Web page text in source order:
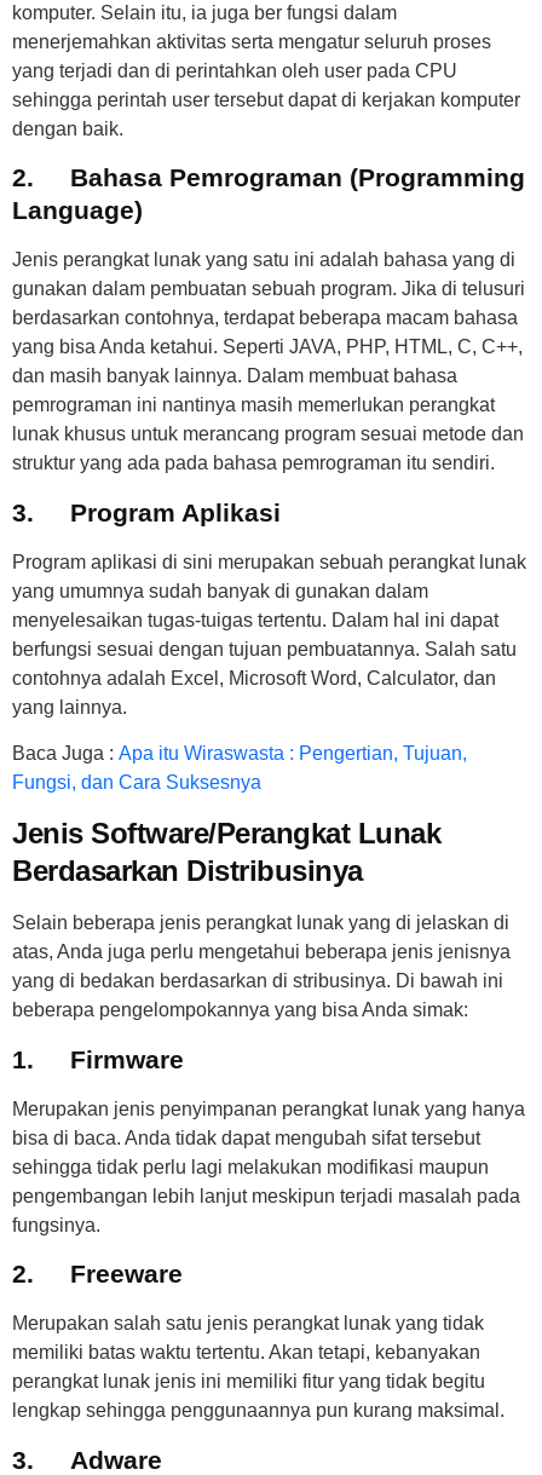
komputer. Selain itu, ia juga ber fungsi dalam
menerjemahkan aktivitas serta mengatur seluruh proses
yang terjadi dan di perintahkan oleh user pada CPU
sehingga perintah user tersebut dapat di kerjakan komputer
dengan baik.
2. Bahasa Pemrograman (Programming
Language)
Jenis perangkat lunak yang satu ini adalah bahasa yang di
gunakan dalam pembuatan sebuah program. Jika di telusuri
berdasarkan contohnya, terdapat beberapa macam bahasa
yang bisa Anda ketahui. Seperti JAVA, PHP, HTML, C, C++,
dan masih banyak lainnya. Dalam membuat bahasa
pemrograman ini nantinya masih memerlukan perangkat
lunak khusus untuk merancang program sesuai metode dan
struktur yang ada pada bahasa pemrograman itu sendiri.
3. Program Aplikasi
Program aplikasi di sini merupakan sebuah perangkat lunak
yang umumnya sudah banyak di gunakan dalam
menyelesaikan tugas-tuigas tertentu. Dalam hal ini dapat
berfungsi sesuai dengan tujuan pembuatannya. Salah satu
contohnya adalah Excel, Microsoft Word, Calculator, dan
yang lainnya.
Baca Juga : Apa itu Wiraswasta : Pengertian, Tujuan,
Fungsi, dan Cara Suksesnya
Jenis Software/Perangkat Lunak
Berdasarkan Distribusinya
Selain beberapa jenis perangkat lunak yang di jelaskan di
atas, Anda juga perlu mengetahui beberapa jenis jenisnya
yang di bedakan berdasarkan di stribusinya. Di bawah ini
beberapa pengelompokannya yang bisa Anda simak:
1. Firmware
Merupakan jenis penyimpanan perangkat lunak yang hanya
bisa di baca. Anda tidak dapat mengubah sifat tersebut
sehingga tidak perlu lagi melakukan modifikasi maupun
pengembangan lebih lanjut meskipun terjadi masalah pada
fungsinya.
2. Freeware
Merupakan salah satu jenis perangkat lunak yang tidak
memiliki batas waktu tertentu. Akan tetapi, kebanyakan
perangkat lunak jenis ini memiliki fitur yang tidak begitu
lengkap sehingga penggunaannya pun kurang maksimal.
3. Adware